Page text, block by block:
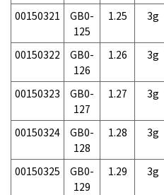
00150321
GB0-
125
1.25 3g
00150322
GB0-
126
1.26 3g
00150323
GB0-
127
1.27 3g
00150324
GB0-
128
1.28 3g
00150325
GB0-
129
1.29 3g